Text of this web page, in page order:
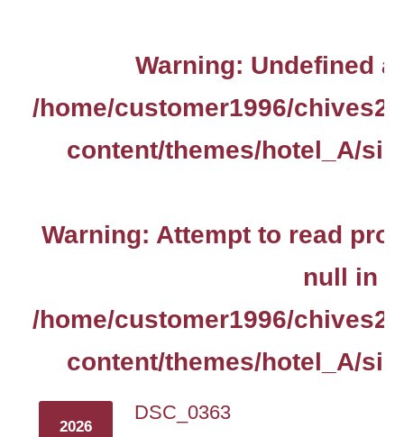
Warning: Undefined
/home/customer1996/
content/themes/hotel_A/
Warning: Attempt to read
null in
/home/customer1996/
content/themes/hotel_A/
2026
DSC_0363